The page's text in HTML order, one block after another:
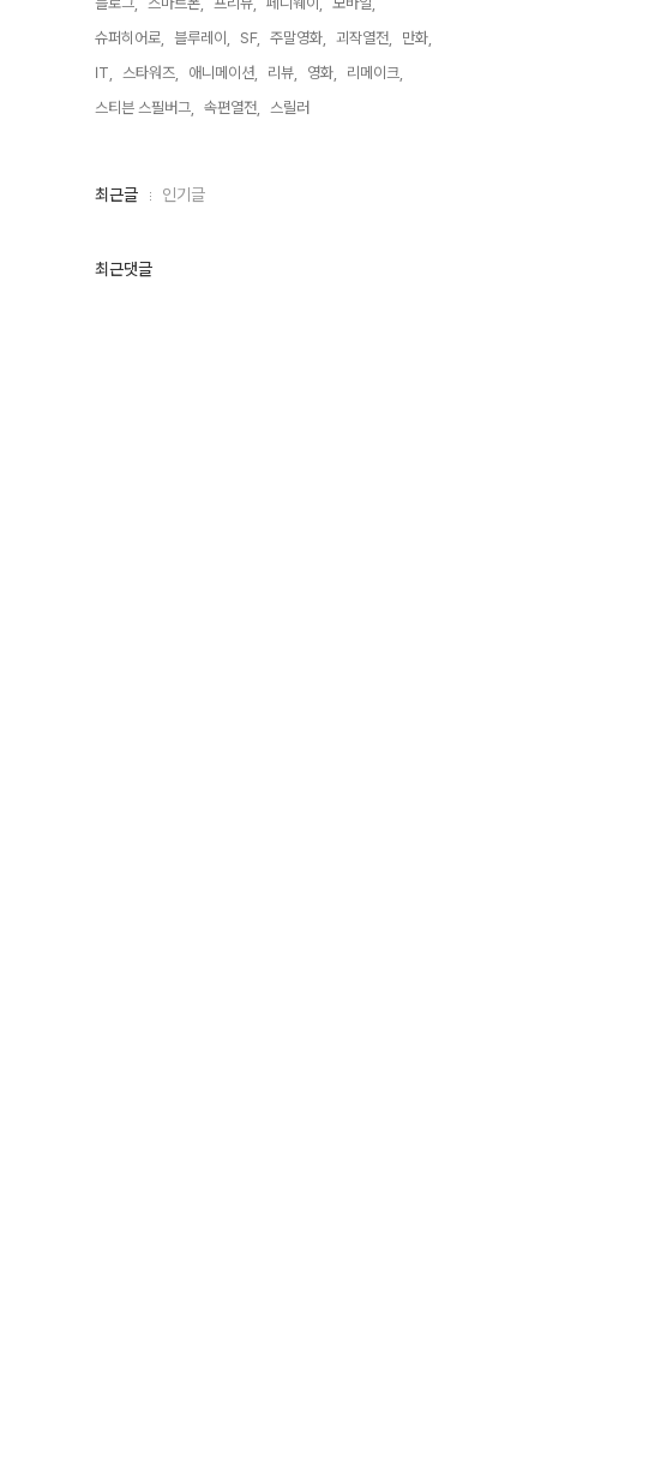
슈퍼히어로,
블루레이, SF, 주말영화, 괴작열전,
만화,
IT,
스타워즈, 애니메이션, 리뷰, 영화,
리메이크,
스티븐 스필버그,
속편열전, 스릴러,
최
인
최근글 인기글
최근댓글